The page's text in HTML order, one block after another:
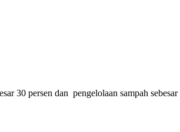
30 persen dan pengelolaan sampah